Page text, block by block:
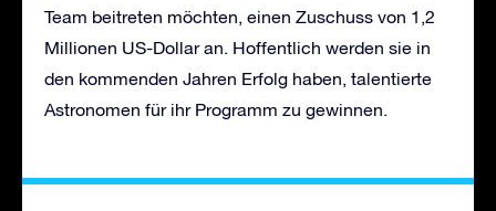
Team beitreten möchten, einen Zuschuss von 1,2
Millionen US-Dollar an. Hoffentlich werden sie in
den kommenden Jahren Erfolg haben, talentierte
Astronomen für ihr Programm zu gewinnen.